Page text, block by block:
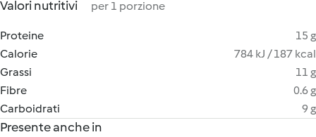
Valori nutritivi per 1 porzione
Proteine
15 g
Calorie
784 kJ / 187 kcal
Grassi
11 g
Fibre
0.6 g
Carboidrati
9 g
Presente anche in